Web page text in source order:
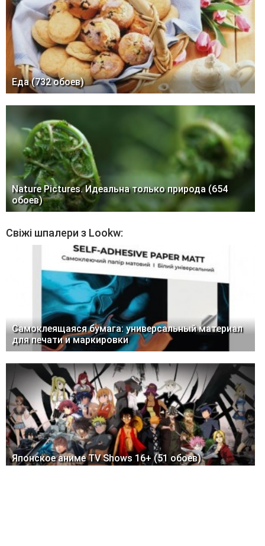
Еда (732 обоев)
Nature Pictures. Идеальна только природа (654
обоев)
Свіжі шпалери з Lookw:
Самоклеящаяся бумага: универсальный материал
для печати и маркировки
Японское аниме TV Shows 16+ (51 обоев)